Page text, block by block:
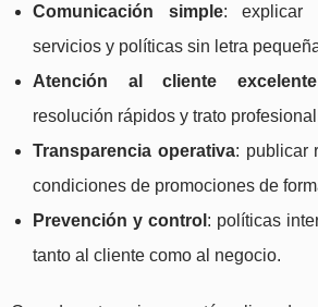
Comunicación simple: explicar
servicios y políticas sin letra
Atención al cliente excelente
resolución rápidos y trato
Transparencia operativa: publicar
condiciones de promociones de
Prevención y control : políticas
tanto al cliente como al negocio.